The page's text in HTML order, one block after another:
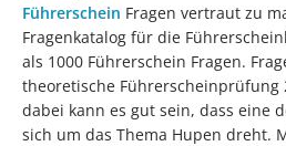
Führerschein Fragen vertraut zu
Fragenkatalog für die
als 1000 Führerschein Fragen.
theoretische Führerscheinprüfung
dabei kann es gut sein, dass eine
sich um das Thema Hupen dreht.